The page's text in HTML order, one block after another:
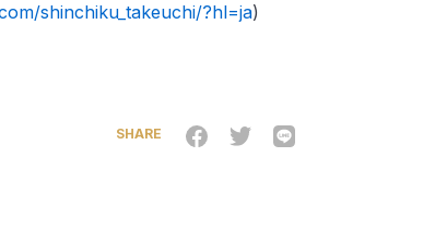
shinchiku_takeuchi/?hl=ja)
SHARE